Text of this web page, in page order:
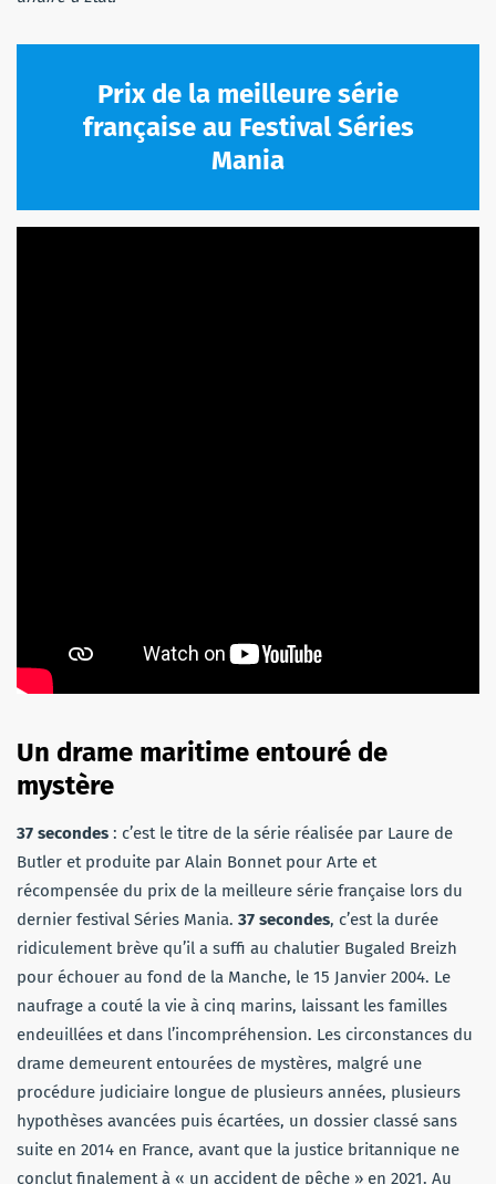
Prix de la meilleure série
française au Festival Séries
Mania
Un drame maritime entouré de
mystère
37 secondes : c’est le titre de la série réalisée par Laure de
Butler et produite par Alain Bonnet pour Arte et
récompensée du prix de la meilleure série française lors du
dernier festival Séries Mania. 37 secondes, c’est la durée
ridiculement brève qu’il a suffi au chalutier Bugaled Breizh
pour échouer au fond de la Manche, le 15 Janvier 2004. Le
naufrage a couté la vie à cinq marins, laissant les familles
endeuillées et dans l’incompréhension. Les circonstances du
drame demeurent entourées de mystères, malgré une
procédure judiciaire longue de plusieurs années, plusieurs
hypothèses avancées puis écartées, un dossier classé sans
suite en 2014 en France, avant que la justice britannique ne
conclut finalement à « un accident de pêche » en 2021. Au